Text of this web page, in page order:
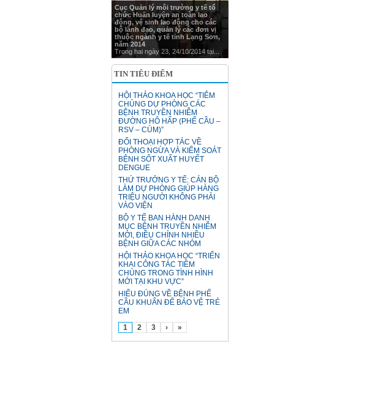
Cục Quản lý môi trường y tế tổ
chức Huấn luyện an toàn lao
động, vệ sinh lao động cho các
bộ lãnh đạo, quản lý các đơn vị
thuộc ngành y tế tỉnh Lạng Sơn,
năm 2014
Trong hai ngày 23, 24/10/2014 tại...
TIN TIÊU ĐIỂM
HỘI THẢO KHOA HỌC “TIÊM
CHỦNG DỰ PHÒNG CÁC
BỆNH TRUYỀN NHIỄM
ĐƯỜNG HÔ HẤP (PHẾ CẦU –
RSV – CÚM)”
ĐỐI THOẠI HỢP TÁC VỀ
PHÒNG NGỪA VÀ KIỂM SOÁT
BỆNH SỐT XUẤT HUYẾT
DENGUE
THỨ TRƯỞNG Y TẾ: CÁN BỘ
LÀM DỰ PHÒNG GIÚP HÀNG
TRIỆU NGƯỜI KHÔNG PHẢI
VÀO VIỆN
BỘ Y TẾ BAN HÀNH DANH
MỤC BỆNH TRUYỀN NHIỄM
MỚI, ĐIỀU CHỈNH NHIỀU
BỆNH GIỮA CÁC NHÓM
HỘI THẢO KHOA HỌC “TRIỂN
KHAI CÔNG TÁC TIÊM
CHỦNG TRONG TÌNH HÌNH
MỚI TẠI KHU VỰC”
HIỂU ĐÚNG VỀ BỆNH PHẾ
CẦU KHUẨN ĐỂ BẢO VỆ TRẺ
EM
1
2 3 › »